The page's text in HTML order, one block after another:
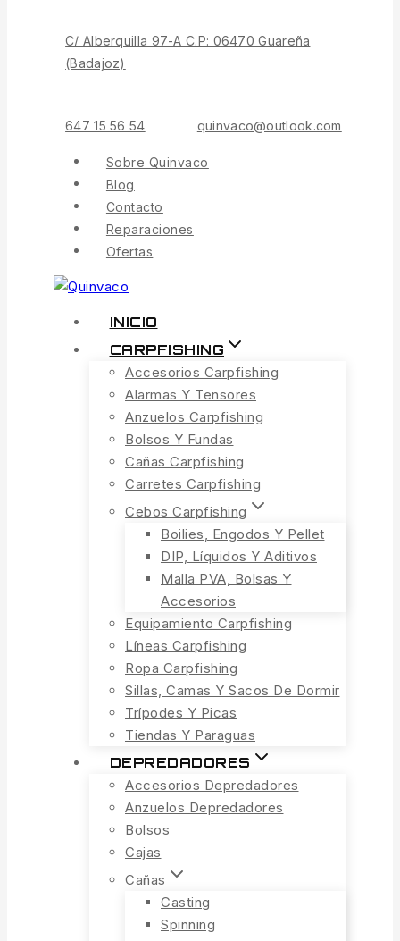
C/ Alberquilla 97-A C.P: 06470 Guareña
(Badajoz)
647 15 56 54 quinvaco@outlook.com
Sobre Quinvaco
Blog
Contacto
Reparaciones
Ofertas
INICIO
CARPFISHING
Accesorios Carpfishing
Alarmas Y Tensores
Anzuelos Carpfishing
Bolsos Y Fundas
Cañas Carpfishing
Carretes Carpfishing
Cebos Carpfishing
Boilies, Engodos Y Pellet
DIP, Líquidos Y Aditivos
Malla PVA, Bolsas Y
Accesorios
Equipamiento Carpfishing
Líneas Carpfishing
Ropa Carpfishing
Sillas, Camas Y Sacos De Dormir
Trípodes Y Picas
Tiendas Y Paraguas
DEPREDADORES
Accesorios Depredadores
Anzuelos Depredadores
Bolsos
Cajas
Cañas
Casting
Spinning